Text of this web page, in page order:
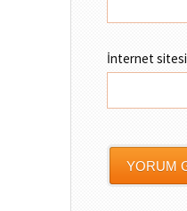
İnternet sitesi